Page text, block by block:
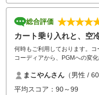
総合評価
カート乗り入れと、空
何時もご利用しております。
コーディアから、PGMへの変
ますまこやんさん （男性 / 60
平均スコア：90～99